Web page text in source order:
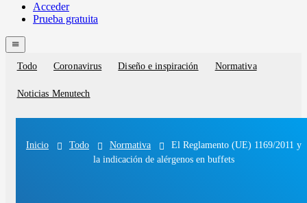
Menutech
navigation
Acceder
Prueba gratuita
menu
Blog
categories
Todo Coronavirus Diseño e inspiración Normativa
Noticias Menutech
Inicio Todo Normativa
El Reglamento (UE) 1169/2011 y
la indicación de alérgenos en buffets